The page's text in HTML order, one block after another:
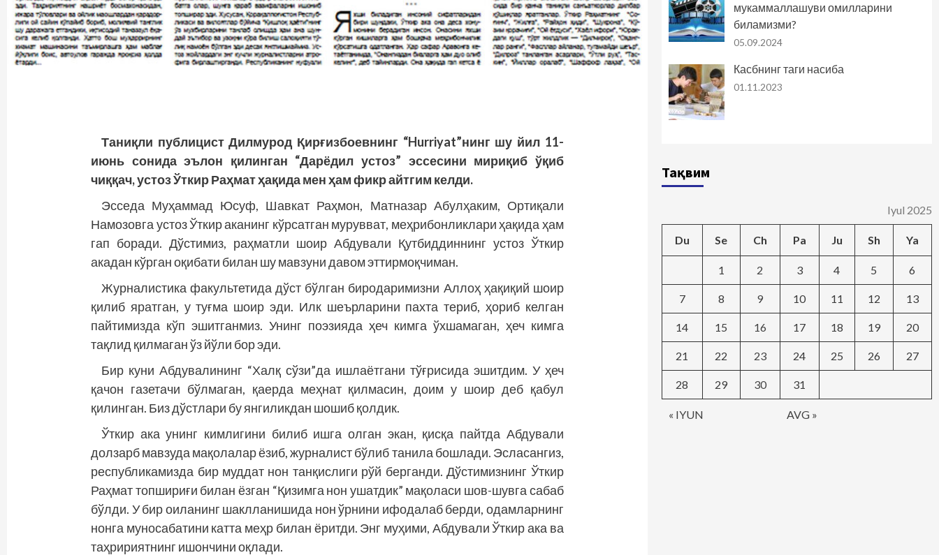
Таниқли публицист Дилмурод Қирғизбоевнинг “Hurriyat”нинг шу йил 11-
июнь сонида эълон қилинган “Дарёдил устоз” эссесини мириқиб ўқиб
чиққач, устоз Ўткир Раҳмат ҳақида мен ҳам фикр айтгим келди.
Эсседа Муҳаммад Юсуф, Шавкат Раҳмон, Матназар Абулҳаким, Ортиқали
Намозовга устоз Ўткир аканинг кўрсатган мурувват, меҳрибонликлари ҳақида ҳам
гап боради. Дўстимиз, раҳматли шоир Абдували Қутбиддиннинг устоз Ўткир
акадан кўрган оқибати билан шу мавзуни давом эттирмоқчиман.
Журналистика факультетида дўст бўлган биродаримизни Аллоҳ ҳақиқий шоир
қилиб яратган, у туғма шоир эди. Илк шеърларини пахта териб, ҳориб келган
пайтимизда кўп эшитганмиз. Унинг поэзияда ҳеч кимга ўхшамаган, ҳеч кимга
тақлид қилмаган ўз йўли бор эди.
Бир куни Абдувалининг “Халқ сўзи”да ишлаётгани тўғрисида эшитдим. У ҳеч
қачон газетачи бўлмаган, қаерда меҳнат қилмасин, доим у шоир деб қабул
қилинган. Биз дўстлари бу янгиликдан шошиб қолдик.
Ўткир ака унинг кимлигини билиб ишга олган экан, қисқа пайтда Абдували
долзарб мавзуда мақолалар ёзиб, журналист бўлиб танила бошлади. Эсласангиз,
республикамизда бир муддат нон танқислиги рўй берганди. Дўстимизнинг Ўткир
Раҳмат топшириғи билан ёзган “Қизимга нон ушатдик” мақоласи шов-шувга сабаб
бўлди. У бир оиланинг шаклланишида нон ўрнини ифодалаб берди, одамларнинг
нонга муносабатини катта меҳр билан ёритди. Энг муҳими, Абдували Ўткир ака ва
таҳририятнинг ишончини оқлади.
мукаммаллашуви омилларини
биламизми?
05.09.2024
Касбнинг таги насиба
01.11.2023
Тақвим
Iyul 2025
Du Se Ch Pa Ju Sh Ya
« IYUN AVG »
1 2 3 4 5 6
7 8 9 10 11 12 13
14 15 16 17 18 19 20
21 22 23 24 25 26 27
28 29 30 31